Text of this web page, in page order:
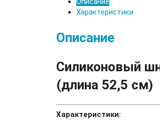
Характеристики
Описание
Силиконовый
(длина 52,5 см)
Характеристики: